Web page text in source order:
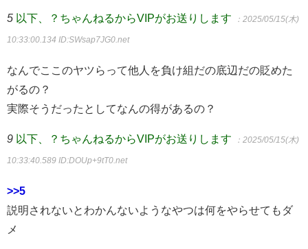
5 以下、？ちゃんねるからVIPがお送りします ：2025/05/15(木)
10:33:00.134 ID:SWsap7JG0.net
なんでここのヤツらって他人を負け組だの底辺だの貶めた
がるの？
実際そうだったとしてなんの得があるの？
9 以下、？ちゃんねるからVIPがお送りします ：2025/05/15(木)
10:33:40.589 ID:DOUp+9tT0.net
>>5
説明されないとわかんないようなやつは何をやらせてもダ
メ